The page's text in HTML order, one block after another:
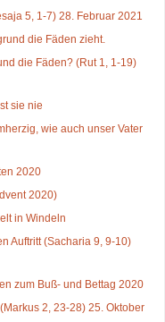
5, 1-7) 28. Februar 2021
die Fäden zieht.
die Fäden? (Rut 1, 1-19)
sie nie
wie auch unser Vater
2020
2020)
in Windeln
Auftritt (Sacharia 9, 9-10)
zum Buß- und Bettag 2020
2, 23-28) 25. Oktober